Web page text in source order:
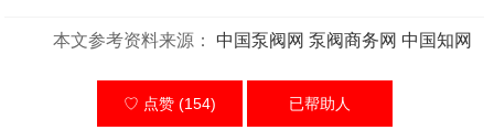
本文参考资料来源： 中国泵阀网 泵阀商务网 中国知网
♡ 点赞 (154) 已帮助人